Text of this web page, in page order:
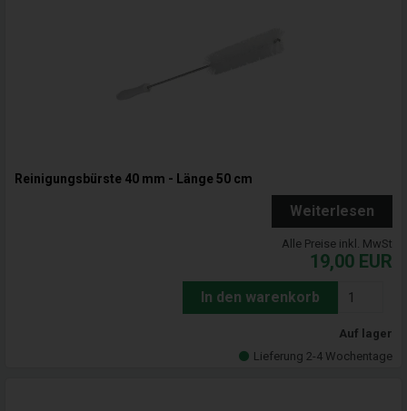
Reinigungsbürste 40 mm - Länge 50 cm
Weiterlesen
Alle Preise inkl. MwSt
19,00 EUR
In den warenkorb
Auf lager
Lieferung 2-4 Wochentage